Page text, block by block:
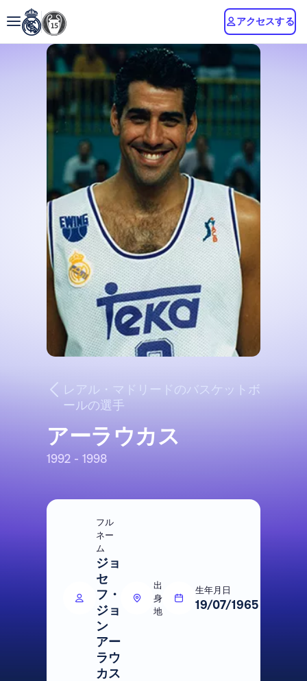
アクセスする
レアル・マドリードのバスケットボ
ールの選手
アーラウカス
1992 - 1998
フル
ネー
ム
ジョ
セ
フ・
ジョ
ン
アー
ラウ
カス
出
身
地
生年月日
19/07/1965